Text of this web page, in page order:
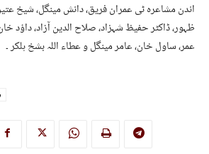
اندن مشاعرہ ٹی عمران فریق، دانش مینگل، شیخ
ظہور، ڈاکٹر حفیظ شہزاد، صلاح الدین آزاد، داؤد
عمر، ساول خان، عامر مینگل و عطاء اللہ بشخ ہلکر ۔